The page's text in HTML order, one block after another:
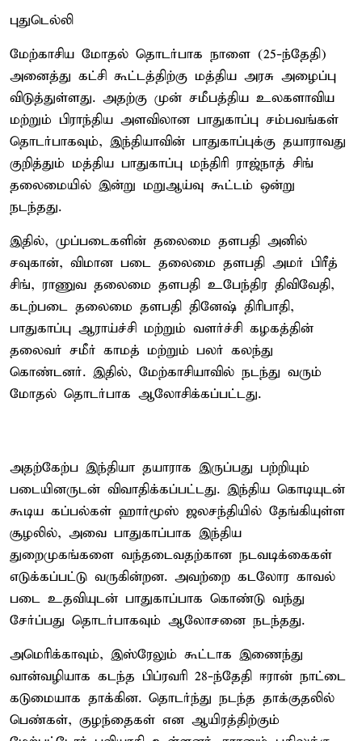
புதுடெல்லி
மேற்காசிய மோதல் தொடர்பாக நாளை (25-ந்தேதி)
அனைத்து கட்சி கூட்டத்திற்கு மத்திய அரசு அழைப்பு
விடுத்துள்ளது. அதற்கு முன் சமீபத்திய உலகளாவிய
மற்றும் பிராந்திய அளவிலான பாதுகாப்பு சம்பவங்கள்
தொடர்பாகவும், இந்தியாவின் பாதுகாப்புக்கு தயாராவது
குறித்தும் மத்திய பாதுகாப்பு மந்திரி ராஜ்நாத் சிங்
தலைமையில் இன்று மறுஆய்வு கூட்டம் ஒன்று
நடந்தது.
இதில், முப்படைகளின் தலைமை தளபதி அனில்
சவுகான், விமான படை தலைமை தளபதி அமர் பிரீத்
சிங், ராணுவ தலைமை தளபதி உபேந்திர திவிவேதி,
கடற்படை தலைமை தளபதி தினேஷ் திரிபாதி,
பாதுகாப்பு ஆராய்ச்சி மற்றும் வளர்ச்சி கழகத்தின்
தலைவர் சமீர் காமத் மற்றும் பலர் கலந்து
கொண்டனர். இதில், மேற்காசியாவில் நடந்து வரும்
மோதல் தொடர்பாக ஆலோசிக்கப்பட்டது.
அதற்கேற்ப இந்தியா தயாராக இருப்பது பற்றியும்
படையினருடன் விவாதிக்கப்பட்டது. இந்திய கொடியுடன்
கூடிய கப்பல்கள் ஹார்மூஸ் ஜலசந்தியில் தேங்கியுள்ள
சூழலில், அவை பாதுகாப்பாக இந்திய
துறைமுகங்களை வந்தடைவதற்கான நடவடிக்கைகள்
எடுக்கப்பட்டு வருகின்றன. அவற்றை கடலோர காவல்
படை உதவியுடன் பாதுகாப்பாக கொண்டு வந்து
சேர்ப்பது தொடர்பாகவும் ஆலோசனை நடந்தது.
அமெரிக்காவும், இஸ்ரேலும் கூட்டாக இணைந்து
வான்வழியாக கடந்த பிப்ரவரி 28-ந்தேதி ஈரான் நாட்டை
கடுமையாக தாக்கின. தொடர்ந்து நடந்த தாக்குதலில்
பெண்கள், குழந்தைகள் என ஆயிரத்திற்கும்